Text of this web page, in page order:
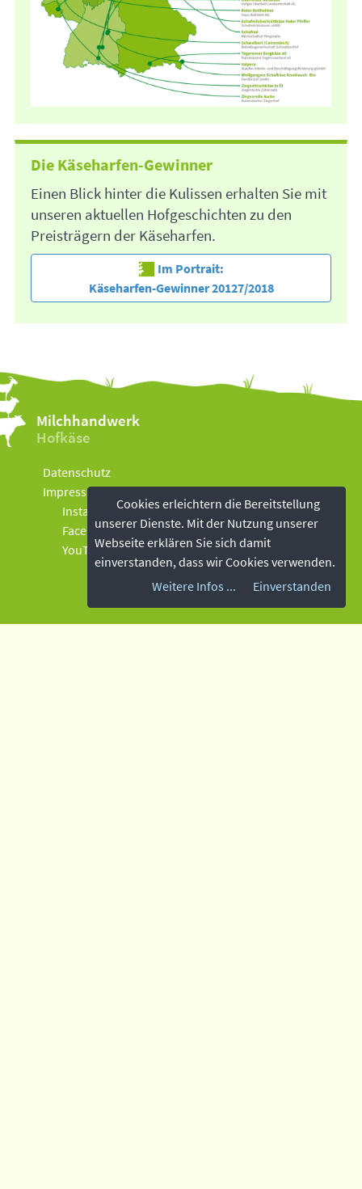
Die Käseharfen-Gewinner
Einen Blick hinter die Kulissen erhalten Sie mit
unseren aktuellen Hofgeschichten zu den
Preisträgern der Käseharfen.
Im Portrait:
Käseharfen-Gewinner 20127/2018
Cookies erleichtern die Bereitstellung
unserer Dienste. Mit der Nutzung unserer
Webseite erklären Sie sich damit
einverstanden, dass wir Cookies verwenden.
Weitere Infos ...
Einverstanden
Milchhandwerk
Hofkäse
Datenschutz
Impressum
Instagram
Facebook
YouTube